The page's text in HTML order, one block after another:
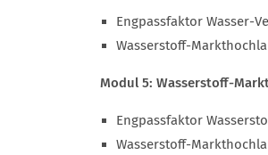
Engpassfaktor Wasser-
Wasserstoff-
Modul 5: Wasserstoff-
Engpassfaktor
Wasserstoff-